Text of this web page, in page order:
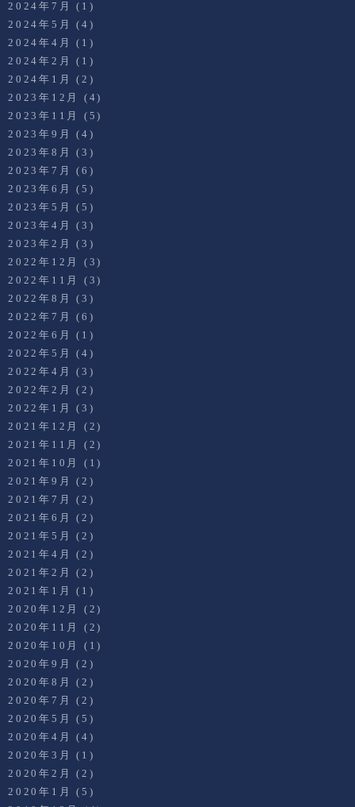
2024年7月
(1)
2024年5月
(4)
2024年4月
(1)
2024年2月
(1)
2024年1月
(2)
2023年12月
(4)
2023年11月
(5)
2023年9月
(4)
2023年8月
(3)
2023年7月
(6)
2023年6月
(5)
2023年5月
(5)
2023年4月
(3)
2023年2月
(3)
2022年12月
(3)
2022年11月
(3)
2022年8月
(3)
2022年7月
(6)
2022年6月
(1)
2022年5月
(4)
2022年4月
(3)
2022年2月
(2)
2022年1月
(3)
2021年12月
(2)
2021年11月
(2)
2021年10月
(1)
2021年9月
(2)
2021年7月
(2)
2021年6月
(2)
2021年5月
(2)
2021年4月
(2)
2021年2月
(2)
2021年1月
(1)
2020年12月
(2)
2020年11月
(2)
2020年10月
(1)
2020年9月
(2)
2020年8月
(2)
2020年7月
(2)
2020年5月
(5)
2020年4月
(4)
2020年3月
(1)
2020年2月
(2)
2020年1月
(5)